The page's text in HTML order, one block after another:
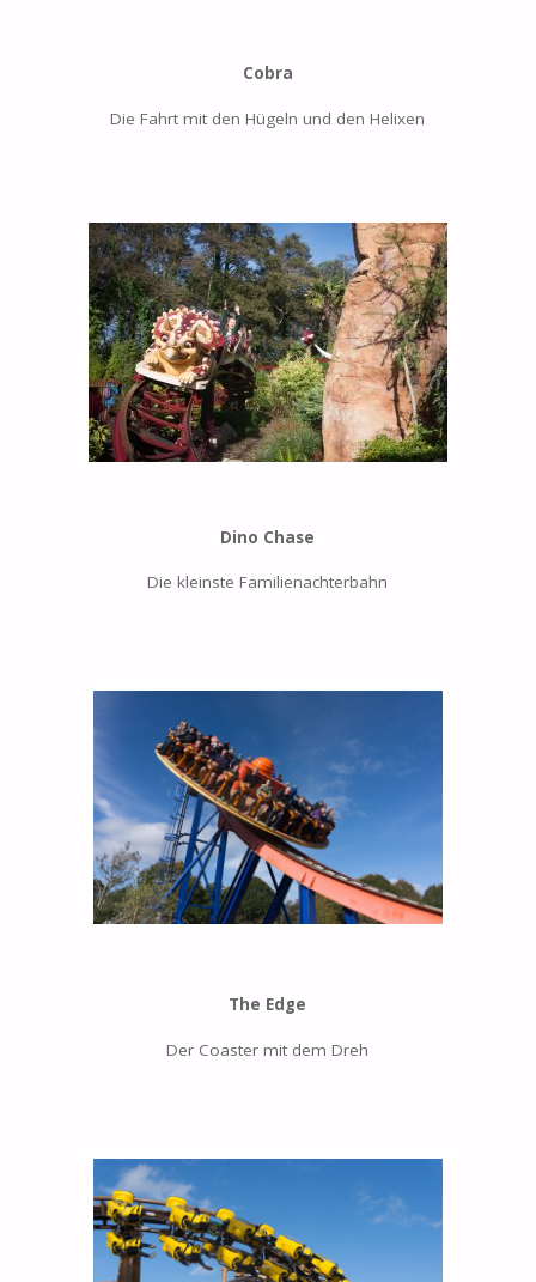
Cobra
Die Fahrt mit den Hügeln und den Helixen
Dino Chase
Die kleinste Familienachterbahn
The Edge
Der Coaster mit dem Dreh